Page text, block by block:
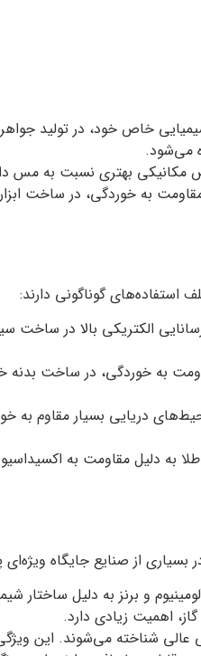
خاص خود، در تولید
می‌شود.
بهتری نسبت به مس
به خوردگی، در ساخت
گوناگونی دارند:
الکتریکی بالا در
به خوردگی، در ساخت
دریایی بسیار
طلا به دلیل مقاومت به
از صنایع جایگاه ویژه‌ای
و برنز به دلیل ساختار
اهمیت زیادی دارد.
شناخته می‌شوند. این